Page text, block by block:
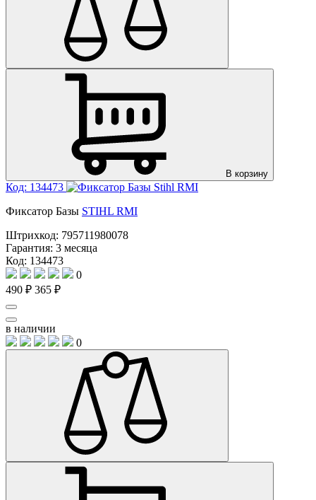
В корзину
Код: 134473
Фиксатор Базы STIHL RMI
Штрихкод: 795711980078
Гарантия: 3 месяца
Код: 134473
0
490 ₽ 365 ₽
в наличии
0